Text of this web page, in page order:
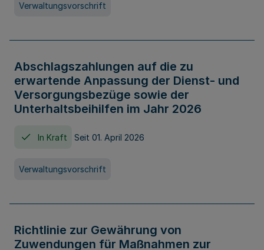
Verwaltungsvorschrift
Abschlagszahlungen auf die zu
erwartende Anpassung der Dienst- und
Versorgungsbezüge sowie der
Unterhaltsbeihilfen im Jahr 2026
In Kraft Seit 01. April 2026
Verwaltungsvorschrift
Richtlinie zur Gewährung von
Zuwendungen für Maßnahmen zur